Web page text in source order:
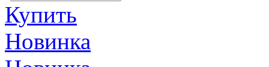
Купить
Новинка